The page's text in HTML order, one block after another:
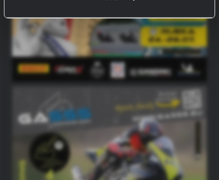
Bei bestimmten Diensten wie Google Analytics kann
eine Speicherung von Daten in Drittländern, wie z.B.
USA, nicht ausgeschlossen werden.